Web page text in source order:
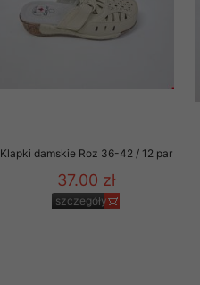
Klapki damskie Roz 36-42 / 12 par
37.00 zł
szczegóły